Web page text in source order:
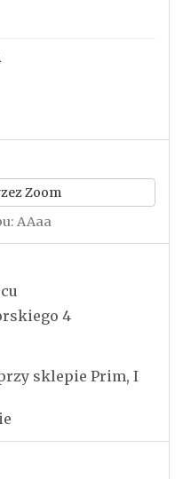
Zoom
AAaa
4
sklepie Prim, I